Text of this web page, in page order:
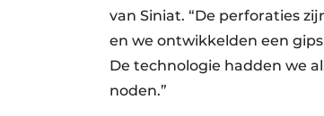
van Siniat. “De perforaties
en we ontwikkelden een
De technologie hadden we
noden.”